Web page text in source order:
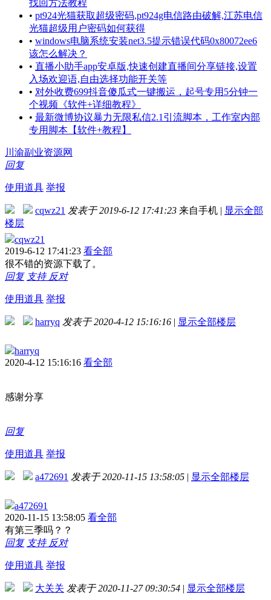
找回方法教程
• pt924光猫获取超级密码,pt924g电信路由破解,江苏电信
光猫超级用户密码如何获得
• windows电脑系统安装net3.5提示错误代码0x80072ee6
该怎么解决？
• 直播小助手app安卓版,快速创建直播间分享链接,设置
入场欢迎语,自由选择功能开关等
• 对外收费699抖音傻瓜式一键搬运，起号专用5分钟一
个视频《软件+详细教程》
• 最新微博协议暴力无限私信2.1引流脚本，工作室内部
专用脚本【软件+教程】
川渝副业资源网
回复
使用道具 举报
cqwz21 发表于 2019-6-12 17:41:23 来自手机 | 显示全部
楼层
cqwz21
2019-6-12 17:41:23 看全部
很不错的资源下载了。
回复 支持 反对
使用道具 举报
harryq 发表于 2020-4-12 15:16:16 | 显示全部楼层
harryq
2020-4-12 15:16:16 看全部
感谢分享
回复
使用道具 举报
a472691 发表于 2020-11-15 13:58:05 | 显示全部楼层
a472691
2020-11-15 13:58:05 看全部
有第三季吗？？
回复 支持 反对
使用道具 举报
大关关 发表于 2020-11-27 09:30:54 | 显示全部楼层